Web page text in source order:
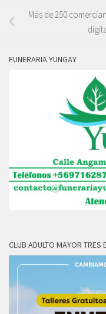
Más de 250
FUNERARIA YUNGAY
CLUB ADULTO MAYOR TRES